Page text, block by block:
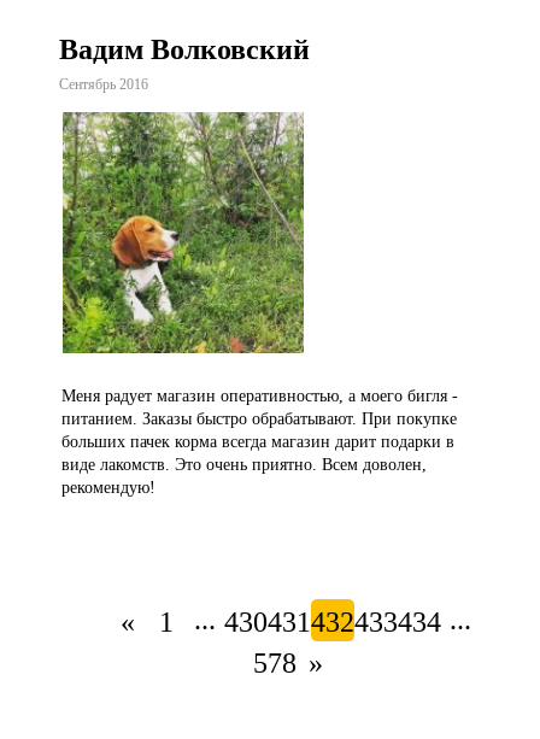
Вадим Волковский
Сентябрь 2016
Меня радует магазин оперативностью, а моего бигля -
питанием. Заказы быстро обрабатывают. При покупке
больших пачек корма всегда магазин дарит подарки в
виде лакомств. Это очень приятно. Всем доволен,
рекомендую!
« 1 ... 430431432433434 ...
578 »